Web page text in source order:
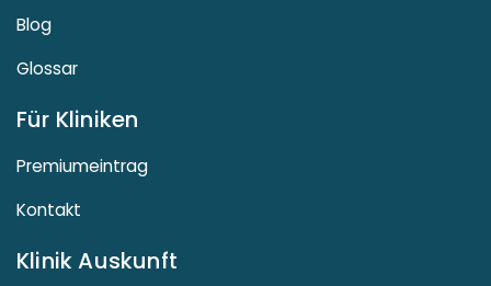
Blog
Glossar
Für Kliniken
Premiumeintrag
Kontakt
Klinik Auskunft